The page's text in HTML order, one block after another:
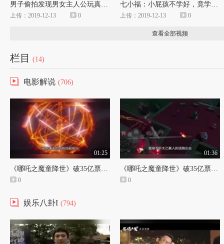
男子偷拍发现男女主人公玩真人秀花样百出 下一秒摄像机都吓掉了
上传：2019-12-13 0
七小福：小屁孩不学好，竟学偷东西吃，洪金宝把他们屁股打开花！
上传：2019-12-13 0
查看全部视频
栏目 (14)
电影解说 (706)
01:25
《哪吒之魔童降世》破35亿票房 哪吒超叼插兜，走出不一样的魔鬼步伐，太逗了！
0
01:36
《哪吒之魔童降世》破35亿票房 哪吒脱裤子证明男女这幕，重放5遍，笑到我肾疼
0
娱乐八卦I (794)